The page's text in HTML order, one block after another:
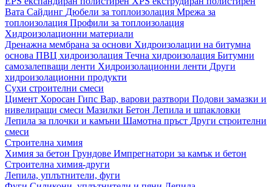
Вата Сайдинг Дюбели за топлоизолация Мрежа за
топлоизолация Профили за топлоизолация
Хидроизолационни материали
Дренажна мембрана за основи Хидроизолации на битумна
основа ПВЦ хидроизолация Течна хидроизолация Битумни
самозалепващи ленти Хидроизолационни ленти Други
хидроизолационни продукти
Сухи строителни смеси
Цимент Хоросан Гипс Вар, варови разтвори Подови замазки и
нивелиращи смеси Мазилки Бетон Лепила и шпакловки
Лепила за плочки и камъни Шамотна пръст Други строителни
смеси
Строителна химия
Химия за бетон Грундове Импрегнатори за камък и бетон
Строителна химия-други
Лепила, уплътнители, фуги